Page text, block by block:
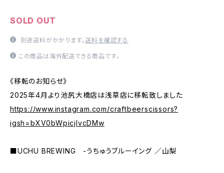
SOLD OUT
別途送料がかかります。送料を確認する
この商品は海外配送できる商品です。
《移転のお知らせ》
2025年4月より池尻大橋店は浅草店に移転致しました
https://www.instagram.com/craftbeerscissors?
igsh=bXV0bWpicjlvcDMw
■UCHU BREWING -うちゅうブルーイング ／山梨